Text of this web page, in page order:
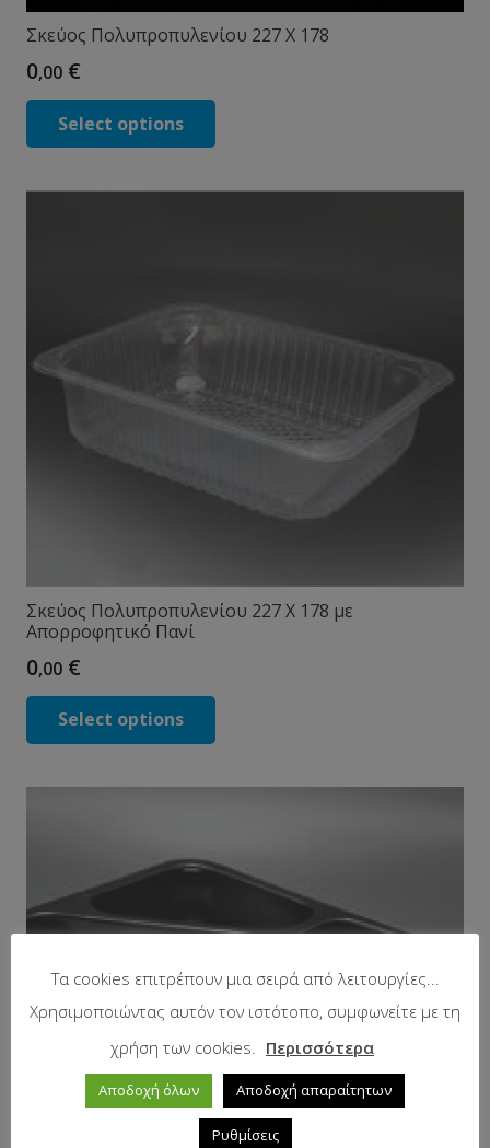
Σκεύος Πολυπροπυλενίου 227 X 178
0,00 €
Select options
Σκεύος Πολυπροπυλενίου 227 X 178 με
Απορροφητικό Πανί
0,00 €
Select options
Τα cookies επιτρέπουν μια σειρά από λειτουργίες...
Χρησιμοποιώντας αυτόν τον ιστότοπο, συμφωνείτε με τη
χρήση των cookies.
Περισσότερα
Αποδοχή όλων Αποδοχή απαραίτητων
Ρυθμίσεις